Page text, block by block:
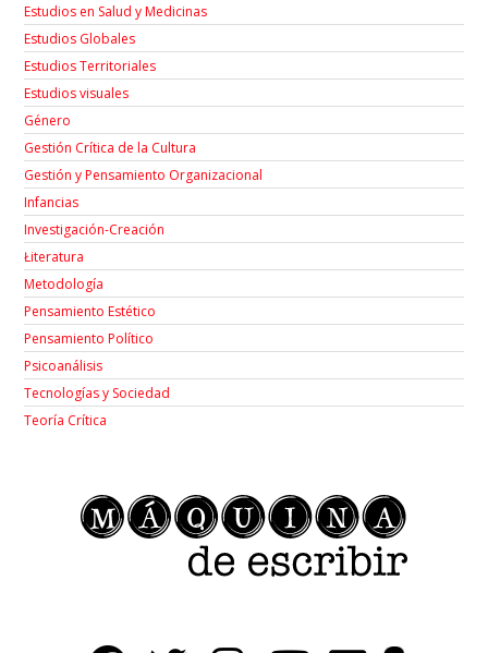
Estudios en Salud y Medicinas
Estudios Globales
Estudios Territoriales
Estudios visuales
Género
Gestión Crítica de la Cultura
Gestión y Pensamiento Organizacional
Infancias
Investigación-Creación
Łiteratura
Metodología
Pensamiento Estético
Pensamiento Político
Psicoanálisis
Tecnologías y Sociedad
Teoría Crítica